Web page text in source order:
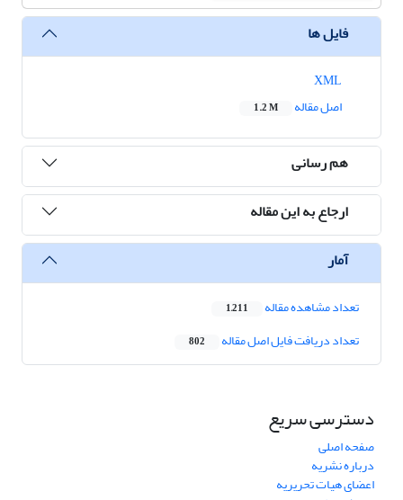
فایل ها
اصل مقاله
1.2 M
هم رسانی
ارجاع به این مقاله
آمار
تعداد مشاهده مقاله 1,211
تعداد دریافت فایل اصل مقاله 802
دسترسی سریع
صفحه اصلی
درباره نشریه
اعضای هیات تحریریه